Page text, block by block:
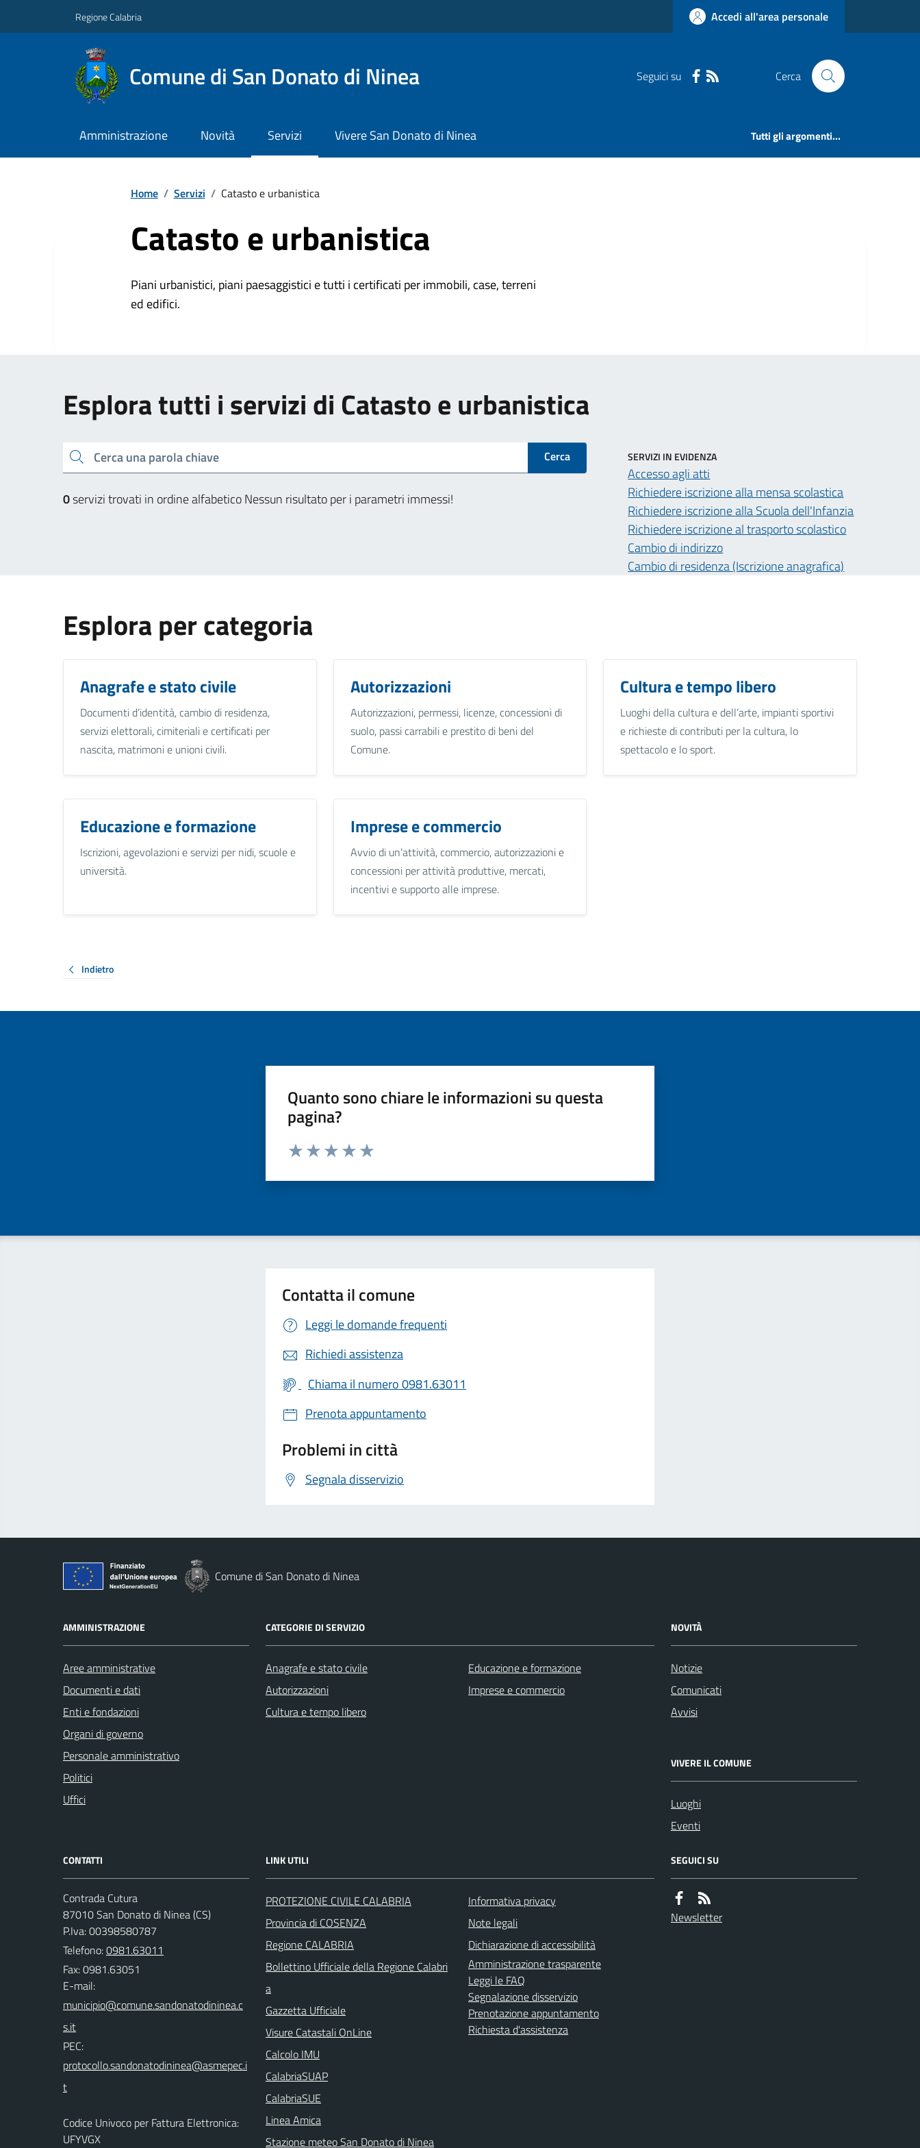
Regione Calabria Accedi all'area personale
Comune di San Donato di Ninea Seguici su Cerca
Amministrazione Novità Servizi Vivere San Donato di Ninea Tutti gli argomenti...
Home / Servizi / Catasto e urbanistica
Catasto e urbanistica
Piani urbanistici, piani paesaggistici e tutti i certificati per immobili, case, terreni
ed edifici.
Esplora tutti i servizi di Catasto e urbanistica
Cerca una parola chiave Cerca
0servizi trovati in ordine alfabeticoNessun risultato per i parametri immessi!
SERVIZI IN EVIDENZA
Accesso agli atti
Richiedere iscrizione alla mensa scolastica
Richiedere iscrizione alla Scuola dell'Infanzia
Richiedere iscrizione al trasporto scolastico
Cambio di indirizzo
Cambio di residenza (Iscrizione anagrafica)
Esplora per categoria
Anagrafe e stato civile
Documenti d’identità, cambio di residenza,
servizi elettorali, cimiteriali e certificati per
nascita, matrimoni e unioni civili.
Autorizzazioni
Autorizzazioni, permessi, licenze, concessioni di
suolo, passi carrabili e prestito di beni del
Comune.
Cultura e tempo libero
Luoghi della cultura e dell’arte, impianti sportivi
e richieste di contributi per la cultura, lo
spettacolo e lo sport.
Educazione e formazione
Iscrizioni, agevolazioni e servizi per nidi, scuole e
università.
Imprese e commercio
Avvio di un’attività, commercio, autorizzazioni e
concessioni per attività produttive, mercati,
incentivi e supporto alle imprese.
Indietro
Quanto sono chiare le informazioni su questa
pagina?
Valuta da 1 a 5 stelle la pagina
Contatta il comune
Leggi le domande frequenti
Richiedi assistenza
Chiama il numero 0981.63011
Prenota appuntamento
Problemi in città
Segnala disservizio
Comune di San Donato di Ninea
AMMINISTRAZIONE
Aree amministrative
Documenti e dati
Enti e fondazioni
Organi di governo
Personale amministrativo
Politici
Uffici
CATEGORIE DI SERVIZIO
Anagrafe e stato civile
Autorizzazioni
Cultura e tempo libero
Educazione e formazione
Imprese e commercio
NOVITÀ
Notizie
Comunicati
Avvisi
VIVERE IL COMUNE
Luoghi
Eventi
CONTATTI
Contrada Cutura
87010 San Donato di Ninea (CS)
P.Iva: 00398580787
Telefono:0981.63011
Fax: 0981.63051
E-mail:
PEC:
Codice Univoco per Fattura Elettronica:
UFYVGX
LINK UTILI
PROTEZIONE CIVILE CALABRIA
Provincia di COSENZA
Regione CALABRIA
Bollettino Ufficiale della Regione Calabri
a
Gazzetta Ufficiale
Visure Catastali OnLine
Calcolo IMU
CalabriaSUAP
CalabriaSUE
Linea Amica
Stazione meteo San Donato di Ninea
Informativa privacy
Note legali
Dichiarazione di accessibilità
Amministrazione trasparente
Leggi le FAQ
Segnalazione disservizio
Prenotazione appuntamento
Richiesta d'assistenza
SEGUICI SU
Newsletter